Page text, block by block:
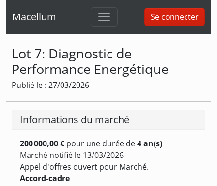
Macellum Se connecter
Lot 7: Diagnostic de
Performance Energétique
Publié le : 27/03/2026
Informations du marché
200 000,00 € pour une durée de4 an(s)
Marché notifié le 13/03/2026
Appel d'offres ouvert pour Marché.
Accord-cadre